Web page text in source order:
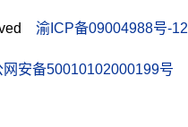
渝ICP备09004988号-12
网安备50010102000199号